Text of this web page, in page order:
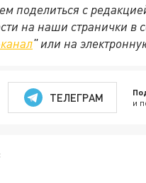
поделиться с
на наши странички в
" или на
ТЕЛЕГРАМ и